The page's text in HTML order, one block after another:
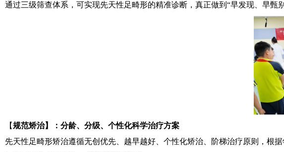
通过三级筛查体系，可实现先天性足畸形的精准诊断，真正做到“早发现、早甄
【规范矫治】
：分龄、分级、个性化科学治疗方案
先天性足畸形矫治遵循无创优先、越早越好、个性化矫治、阶梯治疗原则，根